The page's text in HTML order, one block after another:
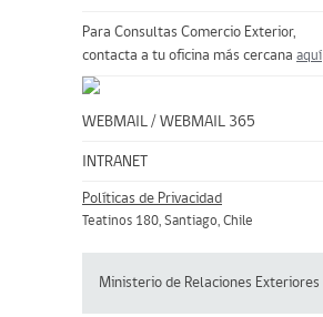
Para Consultas Comercio Exterior,
contacta a tu oficina más cercana aquí
WEBMAIL / WEBMAIL 365
INTRANET
Políticas de Privacidad
Teatinos 180, Santiago, Chile
Ministerio de Relaciones Exteriores